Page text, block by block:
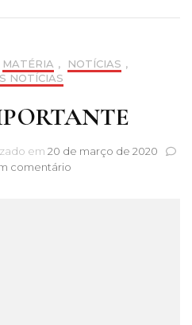
MATÉRIA , NOTÍCIAS ,
NOTÍCIAS
em 20 de março de 2020
comentárioem